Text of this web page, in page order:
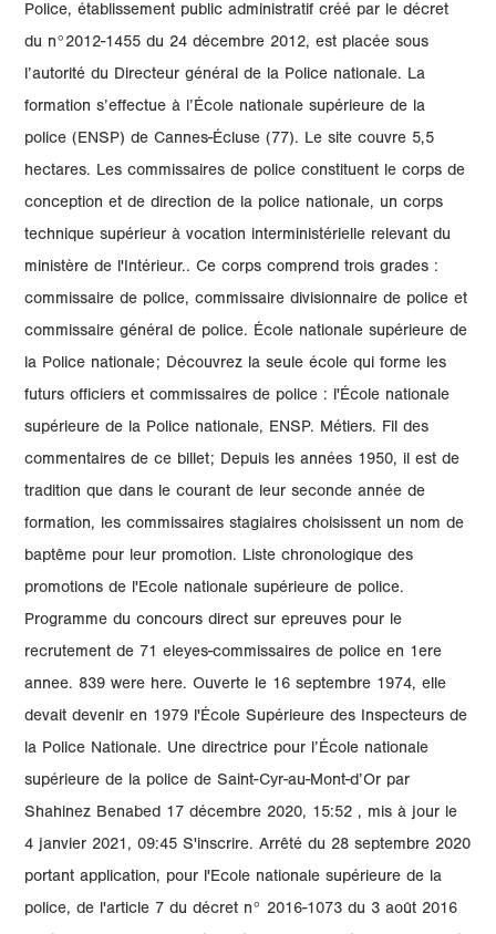
Police, établissement public administratif créé par le décret
du n°2012-1455 du 24 décembre 2012, est placée sous
l’autorité du Directeur général de la Police nationale. La
formation s’effectue à l’École nationale supérieure de la
police (ENSP) de Cannes-Écluse (77). Le site couvre 5,5
hectares. Les commissaires de police constituent le corps de
conception et de direction de la police nationale, un corps
technique supérieur à vocation interministérielle relevant du
ministère de l'Intérieur.. Ce corps comprend trois grades :
commissaire de police, commissaire divisionnaire de police et
commissaire général de police. École nationale supérieure de
la Police nationale; Découvrez la seule école qui forme les
futurs officiers et commissaires de police : l'École nationale
supérieure de la Police nationale, ENSP. Métiers. Fil des
commentaires de ce billet; Depuis les années 1950, il est de
tradition que dans le courant de leur seconde année de
formation, les commissaires stagiaires choisissent un nom de
baptême pour leur promotion. Liste chronologique des
promotions de l'Ecole nationale supérieure de police.
Programme du concours direct sur epreuves pour le
recrutement de 71 eleyes-commissaires de police en 1ere
annee. 839 were here. Ouverte le 16 septembre 1974, elle
devait devenir en 1979 l'École Supérieure des Inspecteurs de
la Police Nationale. Une directrice pour l’École nationale
supérieure de la police de Saint-Cyr-au-Mont-d’Or par
Shahinez Benabed 17 décembre 2020, 15:52 , mis à jour le
4 janvier 2021, 09:45 S'inscrire. Arrêté du 28 septembre 2020
portant application, pour l'Ecole nationale supérieure de la
police, de l'article 7 du décret n° 2016-1073 du 3 août 2016